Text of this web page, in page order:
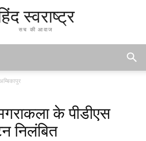
स्वराष्ट्र
सच की आवाज
के पीडीएस
निलंबित